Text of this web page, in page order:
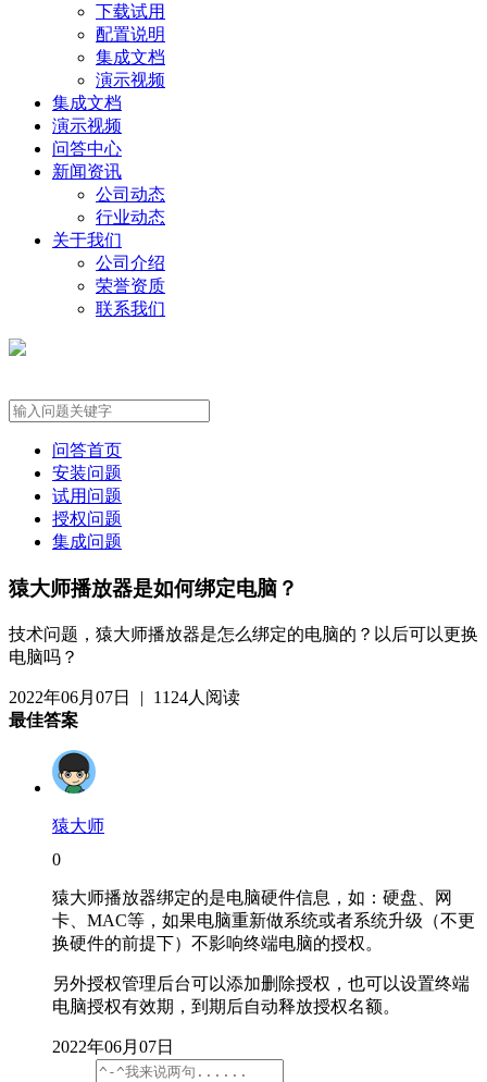
下载试用
配置说明
集成文档
演示视频
集成文档
演示视频
问答中心
新闻资讯
公司动态
行业动态
关于我们
公司介绍
荣誉资质
联系我们
问答首页
安装问题
试用问题
授权问题
集成问题
猿大师播放器是如何绑定电脑？
技术问题，猿大师播放器是怎么绑定的电脑的？以后可以更换
电脑吗？
2022年06月07日 |
1124人阅读
最佳答案
猿大师
0
猿大师播放器绑定的是电脑硬件信息，如：硬盘、网
卡、MAC等，如果电脑重新做系统或者系统升级（不更
换硬件的前提下）不影响终端电脑的授权。
另外授权管理后台可以添加删除授权，也可以设置终端
电脑授权有效期，到期后自动释放授权名额。
2022年06月07日